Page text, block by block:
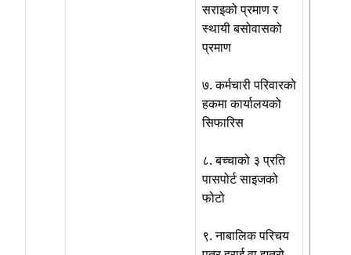
सराइको प्रमाण र
स्थायी बसोवासको
प्रमाण
७. कर्मचारी परिवारको
हकमा कार्यालयको
सिफारिस
८. बच्चाको ३ प्रति
पासपोर्ट साइजको
फोटो
९. नाबालिक परिचय